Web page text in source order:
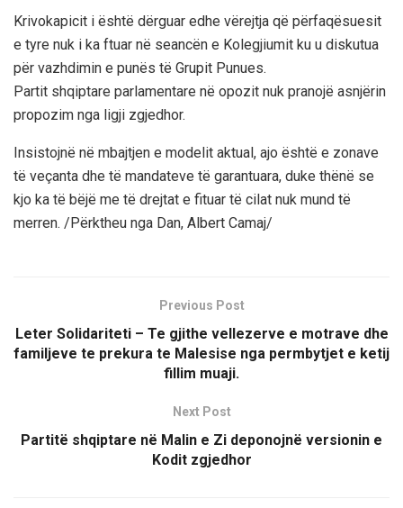
Krivokapicit i është dërguar edhe vërejtja që përfaqësuesit
e tyre nuk i ka ftuar në seancën e Kolegjiumit ku u diskutua
për vazhdimin e punës të Grupit Punues.
Partit shqiptare parlamentare në opozit nuk pranojë asnjërin
propozim nga ligji zgjedhor.
Insistojnë në mbajtjen e modelit aktual, ajo është e zonave
të veçanta dhe të mandateve të garantuara, duke thënë se
kjo ka të bëjë me të drejtat e fituar të cilat nuk mund të
merren. /Përktheu nga Dan, Albert Camaj/
Previous Post
Leter Solidariteti – Te gjithe vellezerve e motrave dhe
familjeve te prekura te Malesise nga permbytjet e ketij
fillim muaji.
Next Post
Partitë shqiptare në Malin e Zi deponojnë versionin e
Kodit zgjedhor